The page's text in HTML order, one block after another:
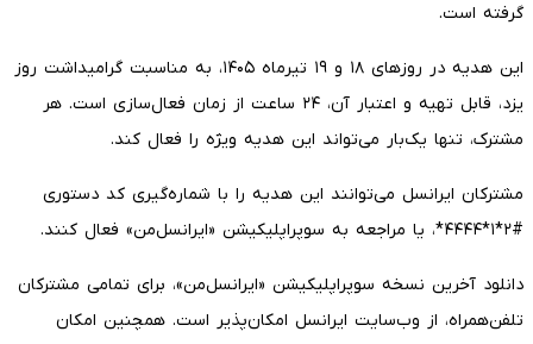
گرفته است.
این هدیه در روزهای ۱۸ و ۱۹ تیرماه ۱۴۰۵، به مناسبت گرامیداشت روز
یزد، قابل تهیه و اعتبار آن، ۲۴ ساعت از زمان فعال‌سازی است. هر
مشترک، تنها یک‌بار می‌تواند این هدیه ویژه را فعال کند.
مشترکان ایرانسل می‌توانند این هدیه را با شماره‌گیری کد دستوری
#۲*۱*۴۴۴۴*، یا مراجعه به سوپراپلیکیشن «ایرانسل‌من» فعال کنند.
دانلود آخرین نسخه سوپراپلیکیشن «ایرانسل‌من»، برای تمامی مشترکان
تلفن‌همراه، از وب‌سایت ایرانسل امکان‌پذیر است. همچنین امکان